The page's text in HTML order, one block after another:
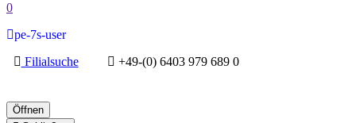
0
pe-7s-user
Filialsuche
+49-(0) 6403 979 689 0
Öffnen